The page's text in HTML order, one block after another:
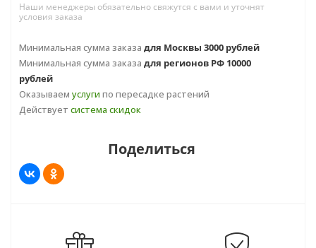
Наши менеджеры обязательно свяжутся с вами и уточнят
условия заказа
Минимальная сумма заказа для Москвы 3000 рублей
Минимальная сумма заказа для регионов РФ 10000
рублей
Оказываем услуги по пересадке растений
Действует система скидок
Поделиться